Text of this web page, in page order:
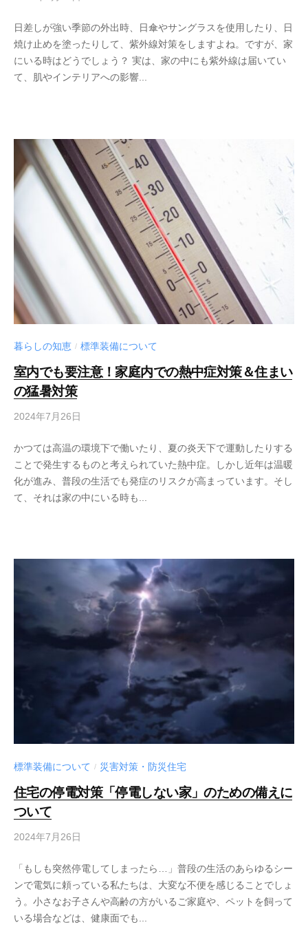
日差しが強い季節の外出時、日傘やサングラスを使用したり、日
焼け止めを塗ったりして、紫外線対策をしますよね。ですが、家
にいる時はどうでしょう？ 実は、家の中にも紫外線は届いてい
て、肌やインテリアへの影響...
暮らしの知恵 / 標準装備について
室内でも要注意！家庭内での熱中症対策＆住まい
の猛暑対策
2024年7月26日
かつては高温の環境下で働いたり、夏の炎天下で運動したりする
ことで発生するものと考えられていた熱中症。しかし近年は温暖
化が進み、普段の生活でも発症のリスクが高まっています。そし
て、それは家の中にいる時も...
標準装備について / 災害対策・防災住宅
住宅の停電対策「停電しない家」のための備えに
ついて
2024年7月26日
「もしも突然停電してしまったら…」普段の生活のあらゆるシー
ンで電気に頼っている私たちは、大変な不便を感じることでしょ
う。小さなお子さんや高齢の方がいるご家庭や、ペットを飼って
いる場合などは、健康面でも...